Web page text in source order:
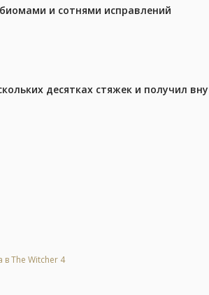
и сотнями исправлений
десятках стяжек и получил
The Witcher 4